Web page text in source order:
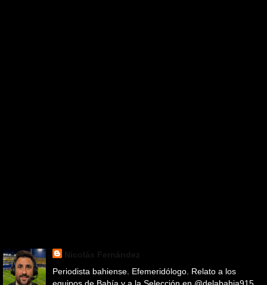
Periodista bahiense. Efemeridólogo. Relato a los
equipos de Bahía y a la Selección en @delabahia915.